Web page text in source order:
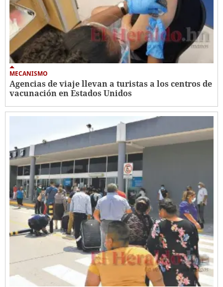
MECANISMO
Agencias de viaje llevan a turistas a los centros de
vacunación en Estados Unidos